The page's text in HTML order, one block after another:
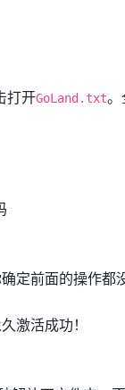
打开GoLand.txt。
定前面的操作都
激活成功！